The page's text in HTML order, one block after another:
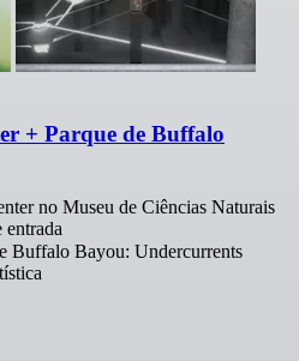
+ Parque de Buffalo
no Museu de Ciências Naturais
entrada
Buffalo Bayou: Undercurrents